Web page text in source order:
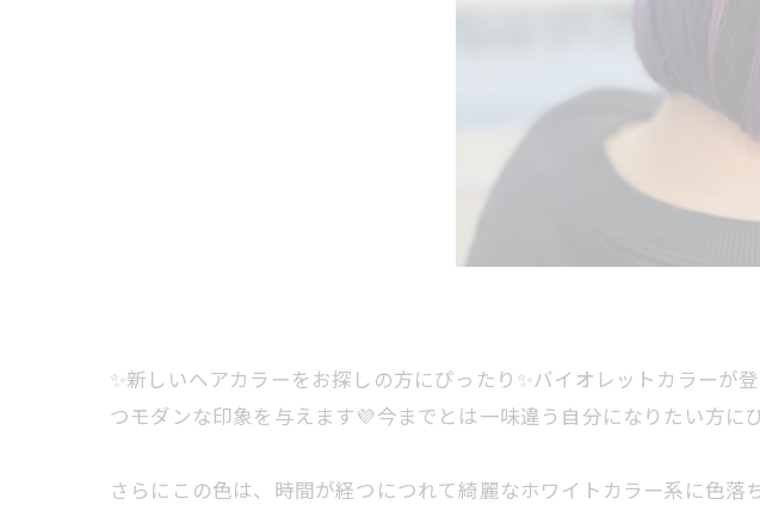
✨新しいヘアカラーをお探しの方にぴったり✨バイオレットカラーが
つモダンな印象を与えます💜今までとは一味違う自分になりたい方に
さらにこの色は、時間が経つにつれて綺麗なホワイトカラー系に色